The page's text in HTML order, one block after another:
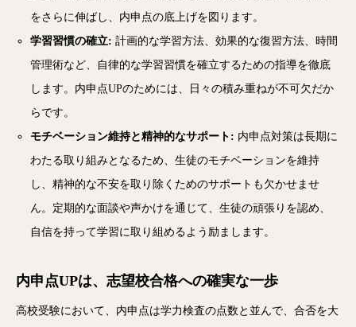
をさらに伸ばし、内申点の底上げを図ります。
学習習慣の確立: 計画的な学習方法、効果的な復習方法、時間
管理術など、自律的な学習習慣を確立するための指導を徹底
します。内申点UPのためには、日々の積み重ねが不可欠だか
らです。
モチベーション維持と精神的なサポート: 内申点対策は長期に
わたる取り組みとなるため、生徒のモチベーションを維持
し、精神的な不安を取り除くためのサポートも欠かせませ
ん。定期的な面談や声かけを通じて、生徒の頑張りを認め、
自信を持って学習に取り組めるよう励まします。
内申点UPは、志望校合格への確実な一歩
高校受験において、内申点は学力検査の点数と並んで、合否を大